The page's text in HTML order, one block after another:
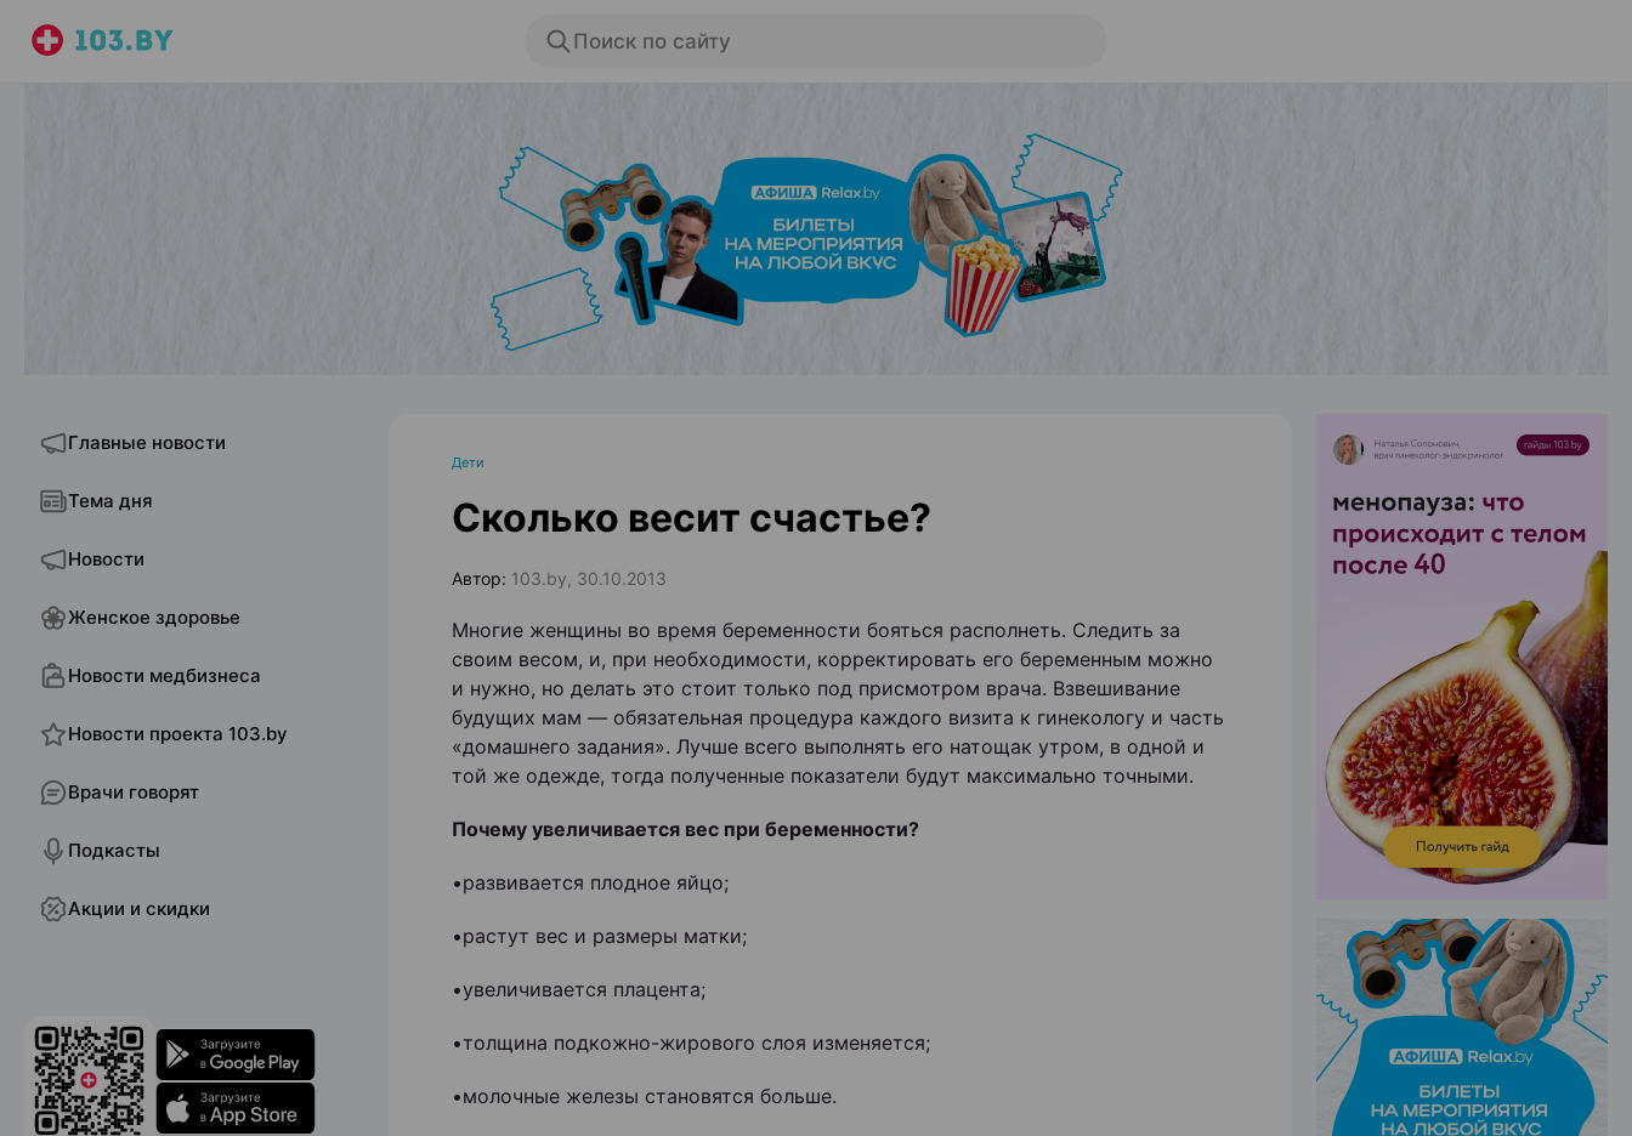
Поиск по сайту
ЭФФЕКТИВНАЯ РЕКЛАМА НА САЙТЕ
Главные новости
Тема дня
Новости
Женское здоровье
Новости медбизнеса
Новости проекта 103.by
Врачи говорят
Подкасты
Акции и скидки
Дети
Сколько весит счастье?
Автор: 103.by, 30.10.2013
Многие женщины во время беременности бояться располнеть. Следить за
своим весом, и, при необходимости, корректировать его беременным можно
и нужно, но делать это стоит только под присмотром врача. Взвешивание
будущих мам — обязательная процедура каждого визита к гинекологу и часть
«домашнего задания». Лучше всего выполнять его натощак утром, в одной и
той же одежде, тогда полученные показатели будут максимально точными.
Почему увеличивается вес при беременности?
•развивается плодное яйцо;
•растут вес и размеры матки;
•увеличивается плацента;
•толщина подкожно-жирового слоя изменяется;
•молочные железы становятся больше.
ЭФФЕКТИВНАЯ РЕКЛАМА НА САЙТЕ